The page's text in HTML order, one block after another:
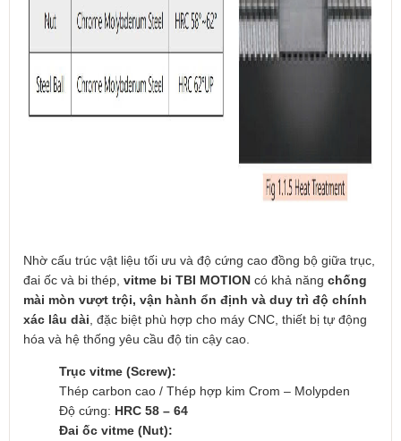
Nhờ cấu trúc vật liệu tối ưu và độ cứng cao đồng bộ giữa trục,
đai ốc và bi thép, vitme bi TBI MOTION có khả năng chống
mài mòn vượt trội, vận hành ổn định và duy trì độ chính
xác lâu dài , đặc biệt phù hợp cho máy CNC, thiết bị tự động
hóa và hệ thống yêu cầu độ tin cậy cao.
Trục vitme (Screw):
Thép carbon cao / Thép hợp kim Crom – Molypden
Độ cứng: HRC 58 – 64
Đai ốc vitme (Nut):